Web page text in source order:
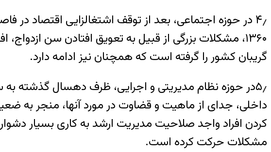
۱۳۶۰، مشکلات بزرگی از قبیل به تعویق افتادن سن
گریبان کشور را گرفته است که همچنان نیز ادامه دارد.
۵٫در حوزه نظام مدیریتی و اجرایی، ظرف دهسال
داخلی، جدای از ماهیت و قضاوت در مورد آنها، منجر به
کردن افراد واجد صلاحیت مدیریت ارشد به کاری بسیار
مشکلات حرکت کرده است.